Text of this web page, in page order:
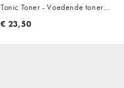
Tonic Toner - Voedende toner
met rozen 250ml
€ 23,50